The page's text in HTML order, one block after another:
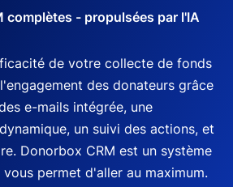
complètes - propulsées par l'IA
de votre collecte de fonds
des donateurs grâce
e-mails intégrée, une
un suivi des actions, et
Donorbox CRM est un système
permet d'aller au maximum.